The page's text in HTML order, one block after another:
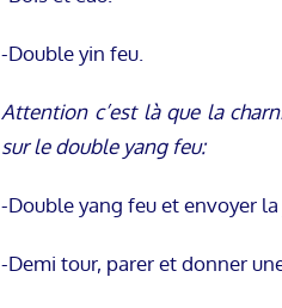
-Double yin feu.
Attention c’est là que la
sur le double yang feu:
-Double yang feu et envoyer
-Demi tour, parer et donner